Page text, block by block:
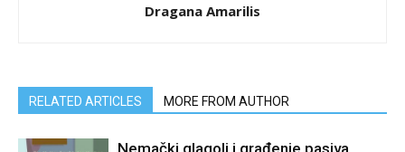
Dragana Amarilis
RELATED ARTICLES MORE FROM AUTHOR